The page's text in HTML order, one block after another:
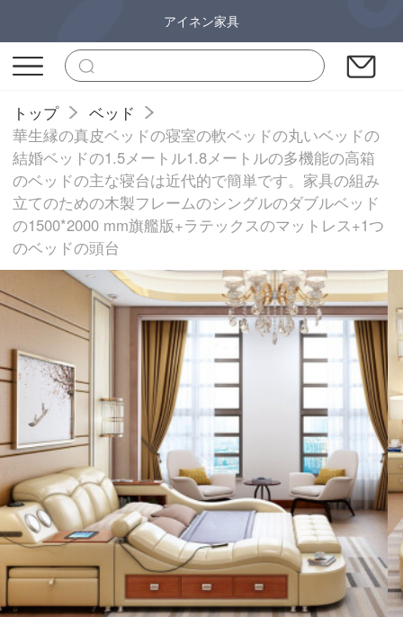
アイネン家具
トップ
ベッド
華生縁の真皮ベッドの寝室の軟ベッドの丸いベッドの
結婚ベッドの1.5メートル1.8メートルの多機能の高箱
のベッドの主な寝台は近代的で簡単です。家具の組み
立てのための木製フレームのシングルのダブルベッド
の1500*2000 mm旗艦版+ラテックスのマットレス+1つ
のベッドの頭台